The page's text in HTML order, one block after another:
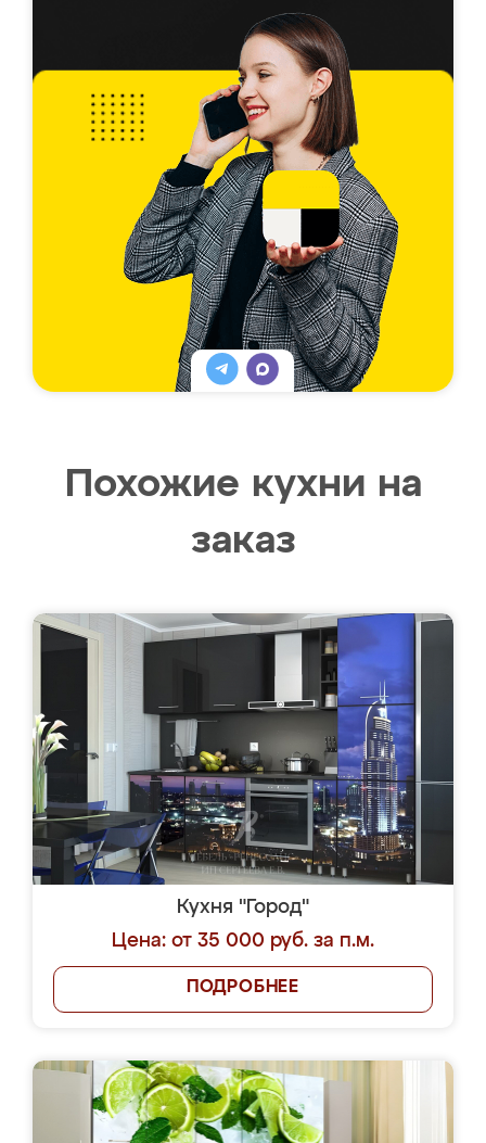
Похожие кухни на
заказ
Кухня "Город"
Цена: от 35 000 руб. за п.м.
ПОДРОБНЕЕ